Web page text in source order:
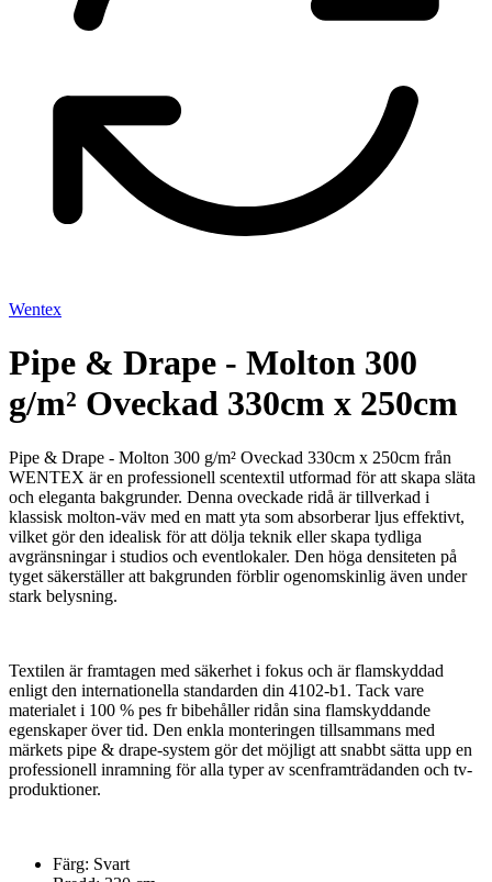
Wentex
Pipe & Drape - Molton 300
g/m² Oveckad 330cm x 250cm
Pipe & Drape - Molton 300 g/m² Oveckad 330cm x 250cm från
WENTEX är en professionell scentextil utformad för att skapa släta
och eleganta bakgrunder. Denna oveckade ridå är tillverkad i
klassisk molton-väv med en matt yta som absorberar ljus effektivt,
vilket gör den idealisk för att dölja teknik eller skapa tydliga
avgränsningar i studios och eventlokaler. Den höga densiteten på
tyget säkerställer att bakgrunden förblir ogenomskinlig även under
stark belysning.
Textilen är framtagen med säkerhet i fokus och är flamskyddad
enligt den internationella standarden din 4102-b1. Tack vare
materialet i 100 % pes fr bibehåller ridån sina flamskyddande
egenskaper över tid. Den enkla monteringen tillsammans med
märkets pipe & drape-system gör det möjligt att snabbt sätta upp en
professionell inramning för alla typer av scenframträdanden och tv-
produktioner.
Färg: Svart